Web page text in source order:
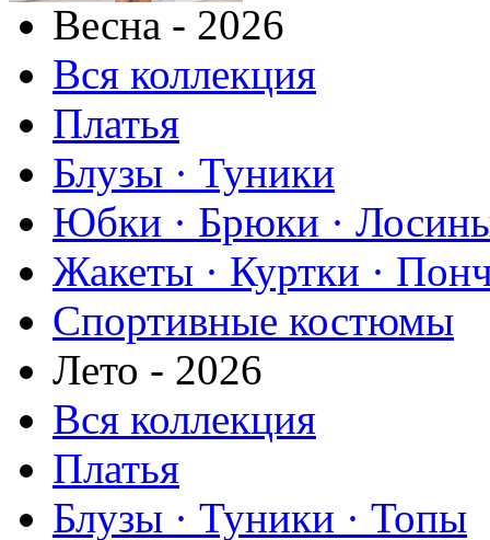
Весна - 2026
Вся коллекция
Платья
Блузы · Туники
Юбки · Брюки ·
Жакеты · Куртки ·
Спортивные костюмы
Лето - 2026
Вся коллекция
Платья
Блузы · Туники · Топы